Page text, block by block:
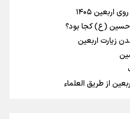
۱۴۰۵
حسین (ع) کجا بود؟
زیارت اربعین
از طریق العلماء